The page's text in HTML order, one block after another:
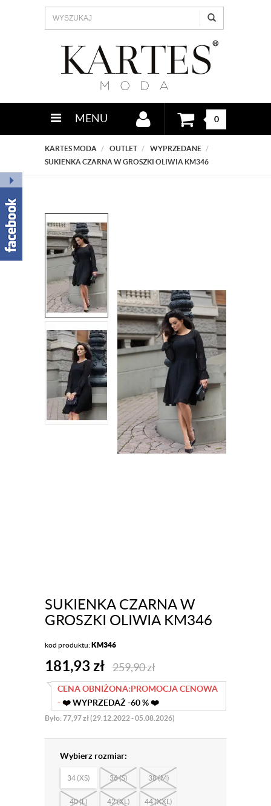
MENU 0
KARTES MODA OUTLET
WYPRZEDANE
SUKIENKA CZARNA W GROSZKI OLIWIA KM346
SUKIENKA CZARNA W
GROSZKI OLIWIA KM346
kod produktu:KM346
181,93 zł 259,90zł
CENA OBNIŻONA:PROMOCJA CENOWA
-❤️ WYPRZEDAŻ -60 % ❤️
Było: 77,97 zł (29.12.2022 - 05.08.2026)
Wybierz rozmiar:
34 (XS) 36 (S) 38 (M)
40 (L) 42 (XL) 44 (XXL)